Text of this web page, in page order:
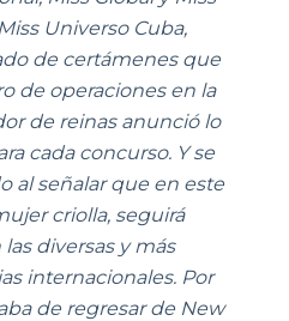
Universo Cuba,
de certámenes que
de operaciones en la
de reinas anunció lo
cada concurso. Y se
al señalar que en este
criolla, seguirá
diversas y más
internacionales. Por
de regresar de New